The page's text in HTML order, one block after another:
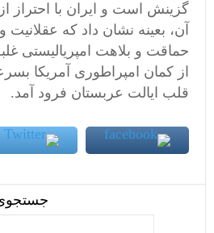
گزینش است و ایران با احتراز
آن، بعینه نشان داد که عقلانیت
حماقت و بلاهت امپریالیستی
از کمان امپراطوری آمریکا
قلب ایالت عربستان فرود آمد.